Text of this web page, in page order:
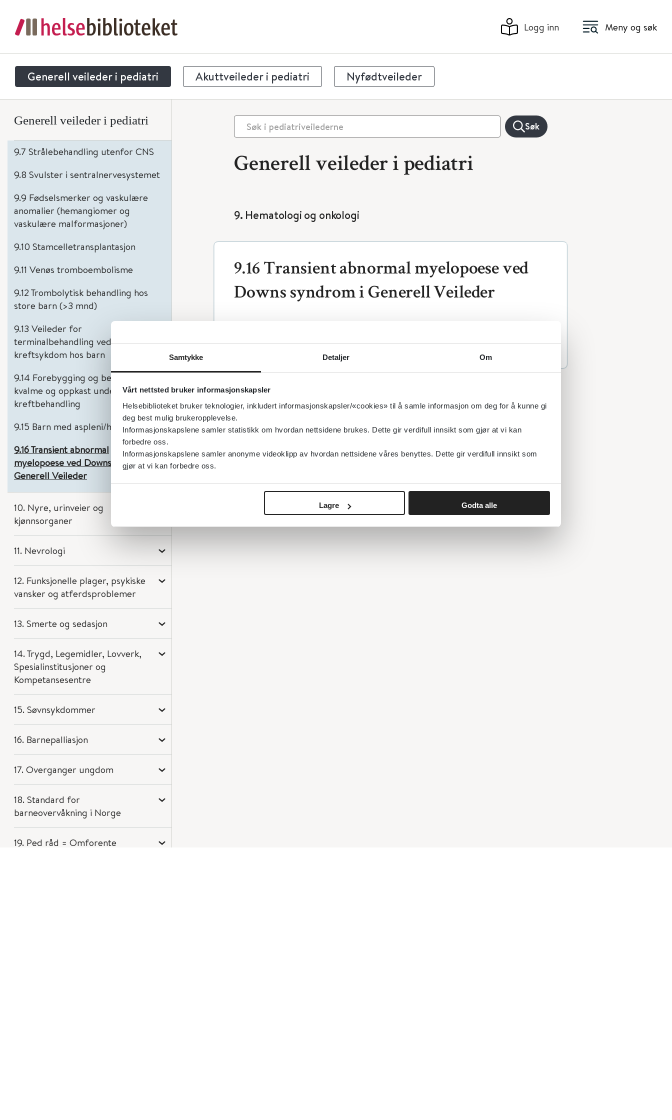
Samtykke Detaljer Om
Vårt nettsted bruker informasjonskapsler
Helsebiblioteket bruker teknologier, inkludert informasjonskapsler/«cookies» til å samle informasjon om deg for å kunne gi
deg best mulig brukeropplevelse.
Informasjonskapslene samler statistikk om hvordan nettsidene brukes. Dette gir verdifull innsikt som gjør at vi kan
forbedre oss.
Informasjonskapslene samler anonyme videoklipp av hvordan nettsidene våres benyttes. Dette gir verdifull innsikt som
gjør at vi kan forbedre oss.
Lagre Godta alle
Logg inn Meny og søk
Generell veileder i pediatri Akuttveileder i pediatri Nyfødtveileder
Generell veileder i pediatri
9.3 Utredning ved mistanke om
leukemi
9.4 Utredning og behandling av
kronisk ITP (trombocytopeni)
9.6 Cytostatikabehandling
9.7 Strålebehandling utenfor CNS
9.8 Svulster i sentralnervesystemet
9.9 Fødselsmerker og vaskulære
anomalier (hemangiomer og
vaskulære malformasjoner)
9.10 Stamcelletransplantasjon
9.11 Venøs tromboembolisme
9.12 Trombolytisk behandling hos
store barn (>3 mnd)
9.13 Veileder for
terminalbehandling ved
kreftsykdom hos barn
9.14 Forebygging og behandling av
kvalme og oppkast under
kreftbehandling
9.15 Barn med aspleni/hypospleni
9.16 Transient abnormal
myelopoese ved Downs syndrom i
Generell Veileder
10. Nyre, urinveier og
kjønnsorganer
11. Nevrologi
12. Funksjonelle plager, psykiske
vansker og atferdsproblemer
13. Smerte og sedasjon
14. Trygd, Legemidler, Lovverk,
Spesialinstitusjoner og
Kompetansesentre
15. Søvnsykdommer
16. Barnepalliasjon
17. Overganger ungdom
18. Standard for
barneovervåkning i Norge
19. Ped råd = Omforente
Søk
Generell veileder i pediatri
9. Hematologi og onkologi
9.16 Transient abnormal myelopoese ved
Downs syndrom i Generell Veileder
Nyfødveilederen.